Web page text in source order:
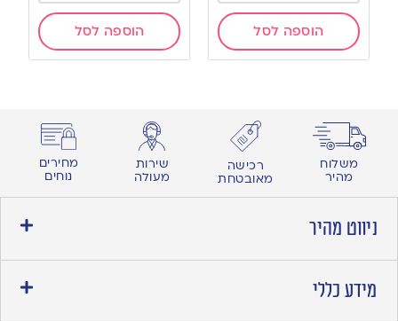
הוספה לסל הוספה לסל
משלוח
מהיר
רכישה
מאובטחת
שירות
מעולה
מחירים
נוחים
ניווט מהיר
מידע כללי